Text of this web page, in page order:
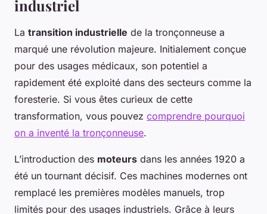
industriel
La transition industrielle de la tronçonneuse a
marqué une révolution majeure. Initialement conçue
pour des usages médicaux, son potentiel a
rapidement été exploité dans des secteurs comme la
foresterie. Si vous êtes curieux de cette
transformation, vous pouvez comprendre pourquoi
on a inventé la tronçonneuse.
L’introduction des moteurs dans les années 1920 a
été un tournant décisif. Ces machines modernes ont
remplacé les premières modèles manuels, trop
limités pour des usages industriels. Grâce à leurs